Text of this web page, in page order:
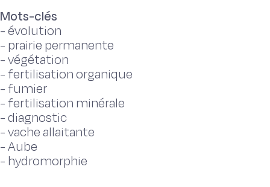
Mots-clés
-évolution
- prairie permanente
-végétation
- fertilisation organique
- fumier
- fertilisation minérale
-diagnostic
-vache allaitante
-Aube
- hydromorphie